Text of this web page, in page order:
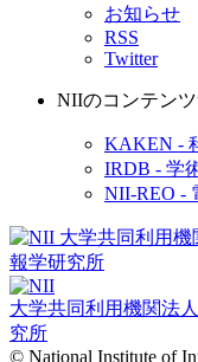
お知らせ
RSS
Twitter
NIIのコンテン
KAKEN -
IRDB - 学
NII-REO -
大学共同利用機関法
究所
© National Institute of